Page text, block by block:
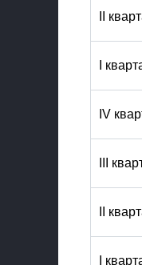
II
I
IV
III
II
I